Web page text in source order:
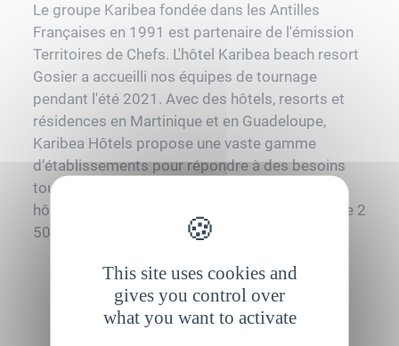
Le groupe Karibea fondée dans les Antilles
Françaises en 1991 est partenaire de l'émission
Territoires de Chefs. L'hôtel Karibea beach resort
Gosier a accueilli nos équipes de tournage
pendant l'été 2021. Avec des hôtels, resorts et
résidences en Martinique et en Guadeloupe,
Karibea Hôtels propose une vaste gamme
d’établissements pour répondre à des besoins
touristiques comme professionnels. Le parc
hôtelier dispose de plus de 800 chambres et de 2
500m2 de salles de séminaires.
This site uses cookies and
gives you control over
what you want to activate